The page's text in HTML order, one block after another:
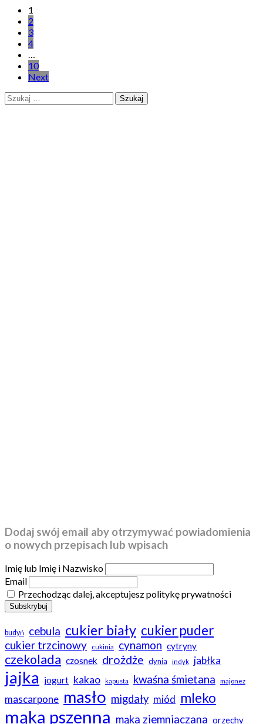
Stronicowanie
wpisów
1
2
3
4
…
10
Next
Szukaj:
Dodaj swój email aby otrzymywać powiadomienia
o nowych przepisach lub wpisach
Imię lub Imię i Nazwisko
Email
Przechodząc dalej, akceptujesz politykę prywatności
budyń cebula cukier biały cukier puder
cukier trzcinowy cukinia cynamon cytryny
czekolada czosnek drożdże dynia indyk jabłka
jajka jogurt kakao kapusta kwaśna śmietana majonez
mascarpone masło migdały miód mleko
mąka pszenna mąka ziemniaczana orzechy